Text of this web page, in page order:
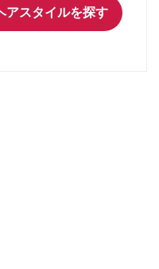
アスタイルを探す